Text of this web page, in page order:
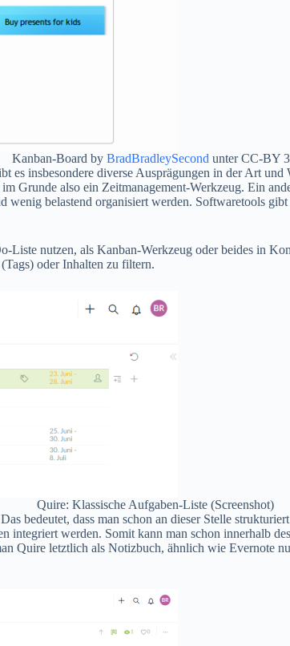
Kanban-Board by BradBradleySecond unter CC-BY
insbesondere diverse Ausprägungen in der Art
Grunde also ein Zeitmanagement-Werkzeug. Ein
belastend organisiert werden. Softwaretools
Liste nutzen, als Kanban-Werkzeug oder beides in
oder Inhalten zu filtern.
Quire: Klassische Aufgaben-Liste (Screenshot)
bedeutet, dass man schon an dieser Stelle
integriert werden. Somit kann man schon innerhalb
Quire letztlich als Notizbuch, ähnlich wie Evernote